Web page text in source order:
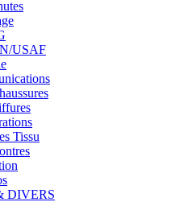
USAF
Tissu
DIVERS